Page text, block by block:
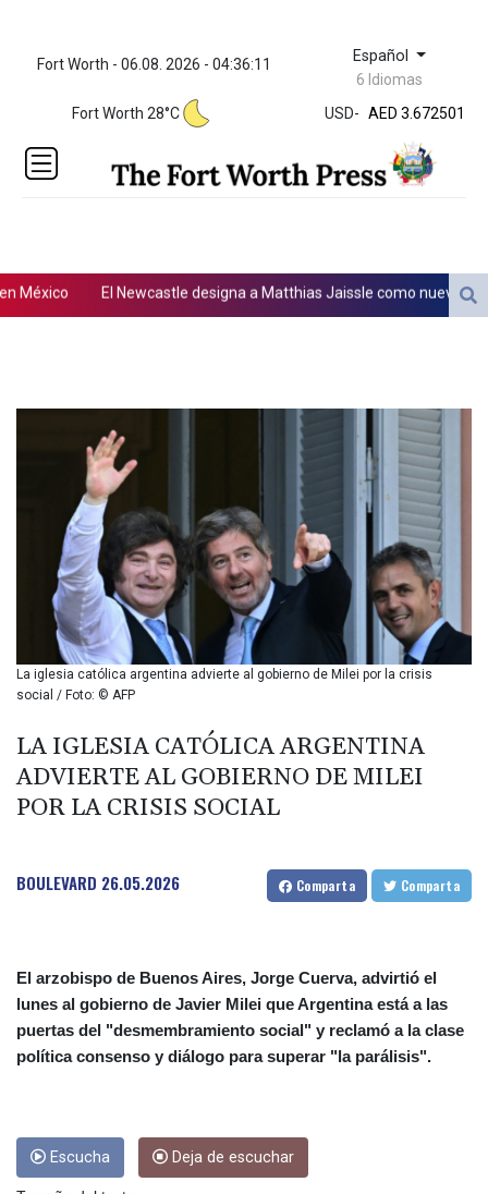
Fort Worth - 06.08. 2026 - 04:36:11 Español
6 Idiomas
Fort Worth 28°C
USD-
ZWL 321.999592
AED 3.672501
AED 3.672501
AFN
ALL 80.712289
AMD
AUD 1.419406
BDT 123.598228
BHD 0.376567
BIF 2979.505838
BMD 1
BND 1.280355
BOB 12.127059
BRL 5.121102
BSD 0.998525
BTN 94.928527
BWP 13.540594
BYN 2.95324
CAD 1.401165
2261.000163
CNY 6.750205
CNH 6.748825
CUC 1
CUP 26.5
CVE 95.41136
CZK 20.95865
El Newcastle designa a Matthias Jaissle como nuevo
La iglesia católica argentina advierte al gobierno de Milei por la crisis
social / Foto: © AFP
LA IGLESIA CATÓLICA ARGENTINA
ADVIERTE AL GOBIERNO DE MILEI
POR LA CRISIS SOCIAL
BOULEVARD 26.05.2026 Comparta Comparta
El arzobispo de Buenos Aires, Jorge Cuerva, advirtió el
lunes al gobierno de Javier Milei que Argentina está a las
puertas del "desmembramiento social" y reclamó a la clase
política consenso y diálogo para superar "la parálisis".
Escucha Deja de escuchar